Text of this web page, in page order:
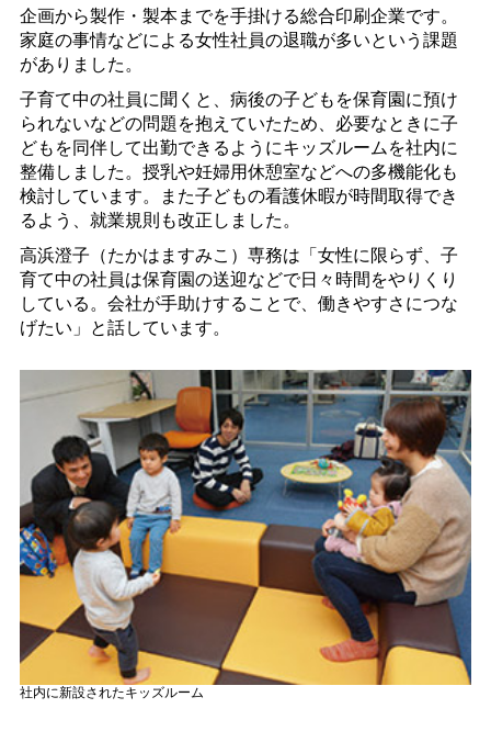
企画から製作・製本までを手掛ける総合印刷企業です。
家庭の事情などによる女性社員の退職が多いという課題
がありました。
子育て中の社員に聞くと、病後の子どもを保育園に預け
られないなどの問題を抱えていたため、必要なときに子
どもを同伴して出勤できるようにキッズルームを社内に
整備しました。授乳や妊婦用休憩室などへの多機能化も
検討しています。また子どもの看護休暇が時間取得でき
るよう、就業規則も改正しました。
高浜澄子（たかはますみこ）専務は「女性に限らず、子
育て中の社員は保育園の送迎などで日々時間をやりくり
している。会社が手助けすることで、働きやすさにつな
げたい」と話しています。
社内に新設されたキッズルーム